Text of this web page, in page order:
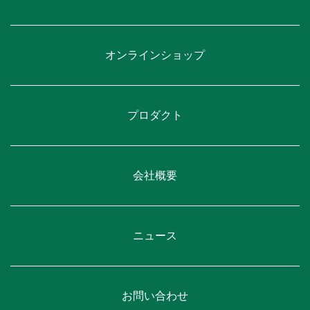
オンラインショップ
プロダクト
会社概要
ニュース
お問い合わせ